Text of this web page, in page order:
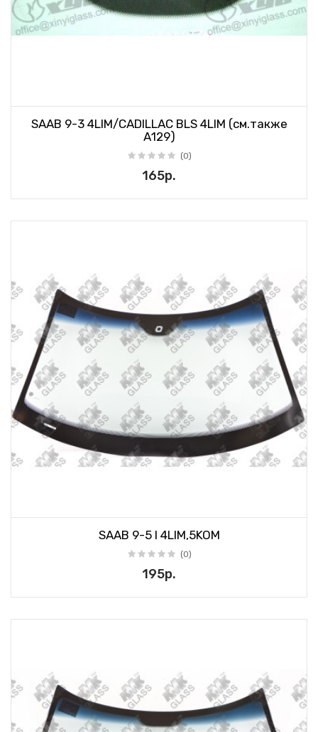
SAAB 9-3 4LIM/CADILLAC BLS 4LIM (см.также
А129)
(0)
165р.
SAAB 9-5 I 4LIM,5KOM
(0)
195р.